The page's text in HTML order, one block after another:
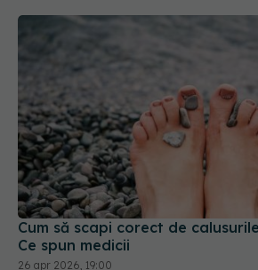
Cum să scapi corect de
Ce spun medicii
26 apr 2026, 19:00